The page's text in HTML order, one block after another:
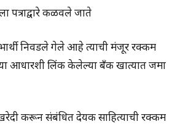
पत्राद्वारे कळवले जाते
निवडले गेले आहे त्याची मंजूर रक्कम
आधारशी लिंक केलेल्या बँक खात्यात जमा
खरेदी करून संबंधित देयक साहित्याची रक्कम